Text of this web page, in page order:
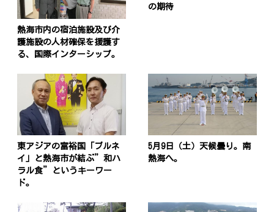
熱海市内の宿泊施設及び介
護施設の人材確保を援護す
る、国際インターシップ。
の期待
東アジアの富裕国「ブルネ
イ」と熱海市が結ぶ”和ハ
ラル食”というキーワー
ド。
5月9日（土）天候曇り。南
熱海へ。